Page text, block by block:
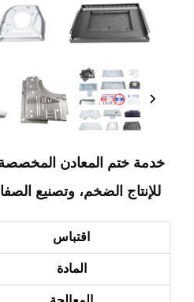
خدمة ختم المعادن المخصصة
للإنتاج الضخم، وتصنيع
اقتباس
المادة